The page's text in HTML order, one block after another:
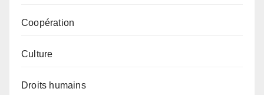
Coopération
Culture
Droits humains